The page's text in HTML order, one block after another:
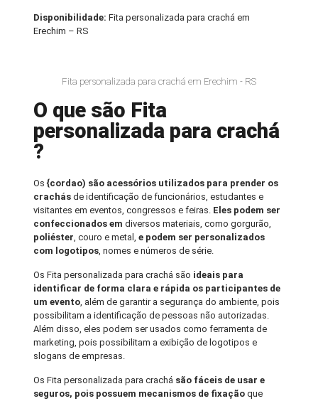
Disponibilidade:Fita personalizada para crachá em
Erechim – RS
Fita personalizada para crachá em Erechim - RS
O que são Fita
personalizada para crachá
?
Os {cordao) são acessórios utilizados para prender os
crachás de identificação de funcionários, estudantes e
visitantes em eventos, congressos e feiras. Eles podem ser
confeccionados emdiversos materiais, como gorgurão,
poliéster, couro e metal,e podem ser personalizados
com logotipos, nomes e números de série.
Os Fita personalizada para crachá são ideais para
identificar de forma clara e rápida os participantes de
um evento, além de garantir a segurança do ambiente, pois
possibilitam a identificação de pessoas não autorizadas.
Além disso, eles podem ser usados como ferramenta de
marketing, pois possibilitam a exibição de logotipos e
slogans de empresas.
Os Fita personalizada para crachá são fáceis de usar e
seguros, pois possuem mecanismos de fixação que